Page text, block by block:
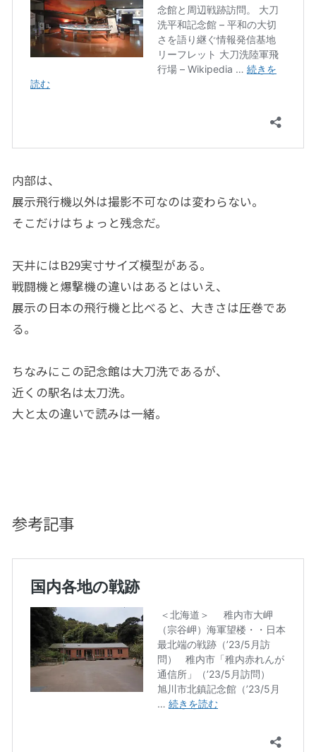
内部は、
展示飛行機以外は撮影不可なのは変わらない。
そこだけはちょっと残念だ。
天井にはB29実寸サイズ模型がある。
戦闘機と爆撃機の違いはあるとはいえ、
展示の日本の飛行機と比べると、大きさは圧巻であ
る。
ちなみにこの記念館は大刀洗であるが、
近くの駅名は太刀洗。
大と太の違いで読みは一緒。
参考記事